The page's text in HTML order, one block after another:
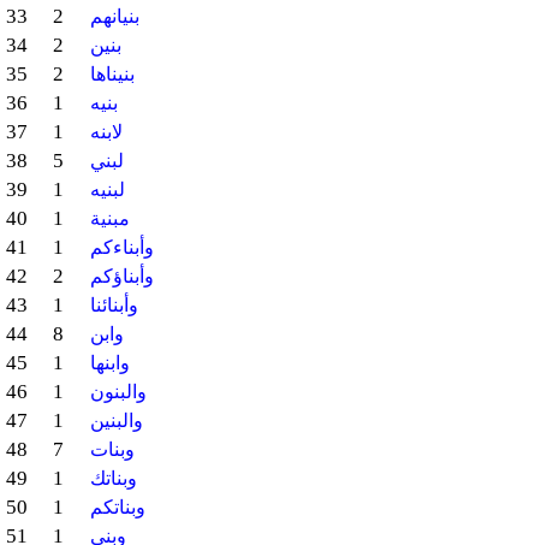
33 2 بنيانهم
34 2 بنين
35 2 بنيناها
36 1 بنيه
37 1 لابنه
38 5 لبني
39 1 لبنيه
40 1 مبنية
41 1 وأبناءكم
42 2 وأبناؤكم
43 1 وأبنائنا
44 8 وابن
45 1 وابنها
46 1 والبنون
47 1 والبنين
48 7 وبنات
49 1 وبناتك
50 1 وبناتكم
51 1 وبني